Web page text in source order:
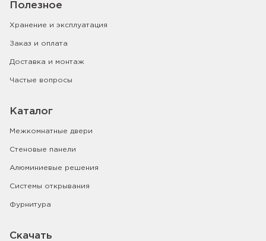
Полезное
Хранение и эксплуатация
Заказ и оплата
Доставка и монтаж
Частые вопросы
Каталог
Межкомнатные двери
Стеновые панели
Алюминиевые решения
Системы открывания
Фурнитура
Скачать